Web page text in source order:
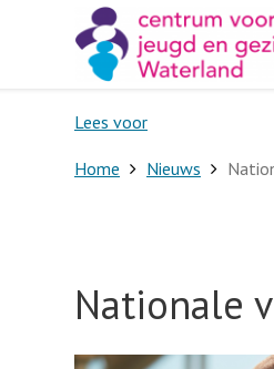
Lees voor
Home Nieuws
Nationale